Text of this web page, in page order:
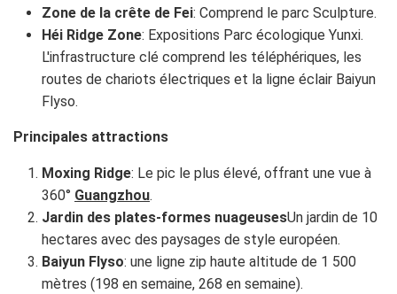
Zone de la crête de Fei: Comprend le parc Sculpture.
Héi Ridge Zone: Expositions Parc écologique Yunxi.
L'infrastructure clé comprend les téléphériques, les
routes de chariots électriques et la ligne éclair Baiyun
Flyso.
Principales attractions
Moxing Ridge: Le pic le plus élevé, offrant une vue à
360° Guangzhou.
Jardin des plates-formes nuageusesUn jardin de 10
hectares avec des paysages de style européen.
Baiyun Flyso: une ligne zip haute altitude de 1 500
mètres (198 en semaine, 268 en semaine).